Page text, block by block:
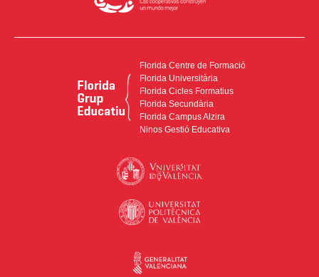
Florida Centre de Formació
Florida Universitària
Florida Cicles Formatius
Florida Secundària
Florida Campus Alzira
Ninos Gestió Educativa